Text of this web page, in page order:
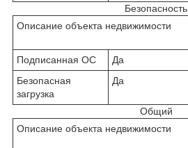
Безопасность
Описание объекта недвижимости
Подписанная ОС
Да
Безопасная
загрузка
Да
Общий
Описание объекта недвижимости